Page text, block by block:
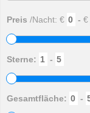
Preis /Nacht: € - €
Sterne: -
Gesamtfläche: -